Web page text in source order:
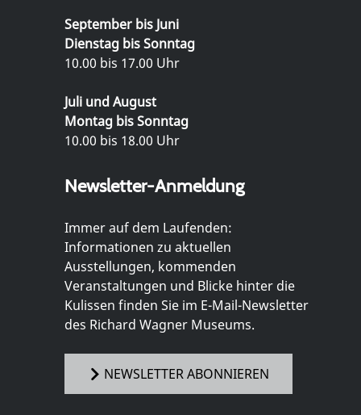
September bis Juni
Dienstag bis Sonntag
10.00 bis 17.00 Uhr
Juli und August
Montag bis Sonntag
10.00 bis 18.00 Uhr
Newsletter-Anmeldung
Immer auf dem Laufenden:
Informationen zu aktuellen
Ausstellungen, kommenden
Veranstaltungen und Blicke hinter die
Kulissen finden Sie im E-Mail-Newsletter
des Richard Wagner Museums.
NEWSLETTER ABONNIEREN